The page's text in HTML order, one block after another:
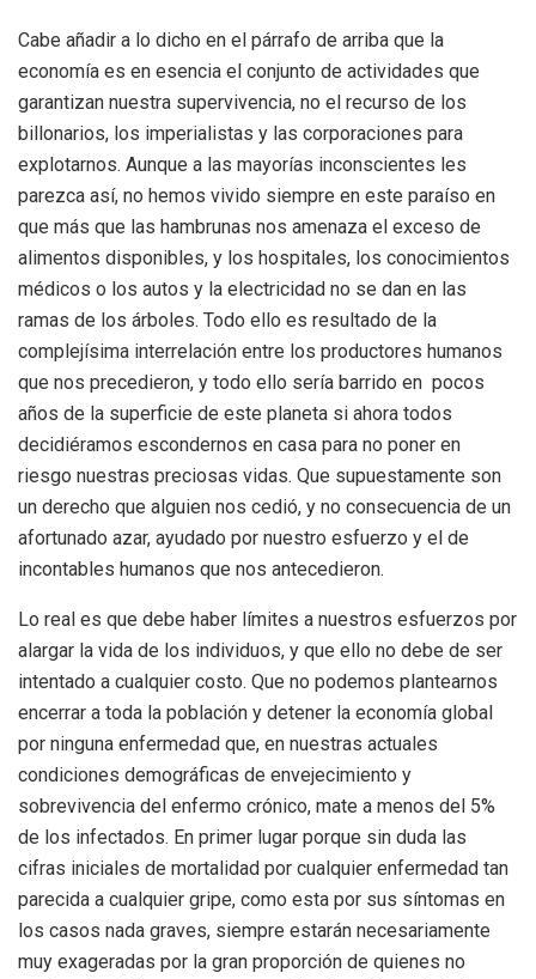
Cabe añadir a lo dicho en el párrafo de arriba que la
economía es en esencia el conjunto de actividades que
garantizan nuestra supervivencia, no el recurso de los
billonarios, los imperialistas y las corporaciones para
explotarnos. Aunque a las mayorías inconscientes les
parezca así, no hemos vivido siempre en este paraíso en
que más que las hambrunas nos amenaza el exceso de
alimentos disponibles, y los hospitales, los conocimientos
médicos o los autos y la electricidad no se dan en las
ramas de los árboles. Todo ello es resultado de la
complejísima interrelación entre los productores humanos
que nos precedieron, y todo ello sería barrido en pocos
años de la superficie de este planeta si ahora todos
decidiéramos escondernos en casa para no poner en
riesgo nuestras preciosas vidas. Que supuestamente son
un derecho que alguien nos cedió, y no consecuencia de un
afortunado azar, ayudado por nuestro esfuerzo y el de
incontables humanos que nos antecedieron.
Lo real es que debe haber límites a nuestros esfuerzos por
alargar la vida de los individuos, y que ello no debe de ser
intentado a cualquier costo. Que no podemos plantearnos
encerrar a toda la población y detener la economía global
por ninguna enfermedad que, en nuestras actuales
condiciones demográficas de envejecimiento y
sobrevivencia del enfermo crónico, mate a menos del 5%
de los infectados. En primer lugar porque sin duda las
cifras iniciales de mortalidad por cualquier enfermedad tan
parecida a cualquier gripe, como esta por sus síntomas en
los casos nada graves, siempre estarán necesariamente
muy exageradas por la gran proporción de quienes no